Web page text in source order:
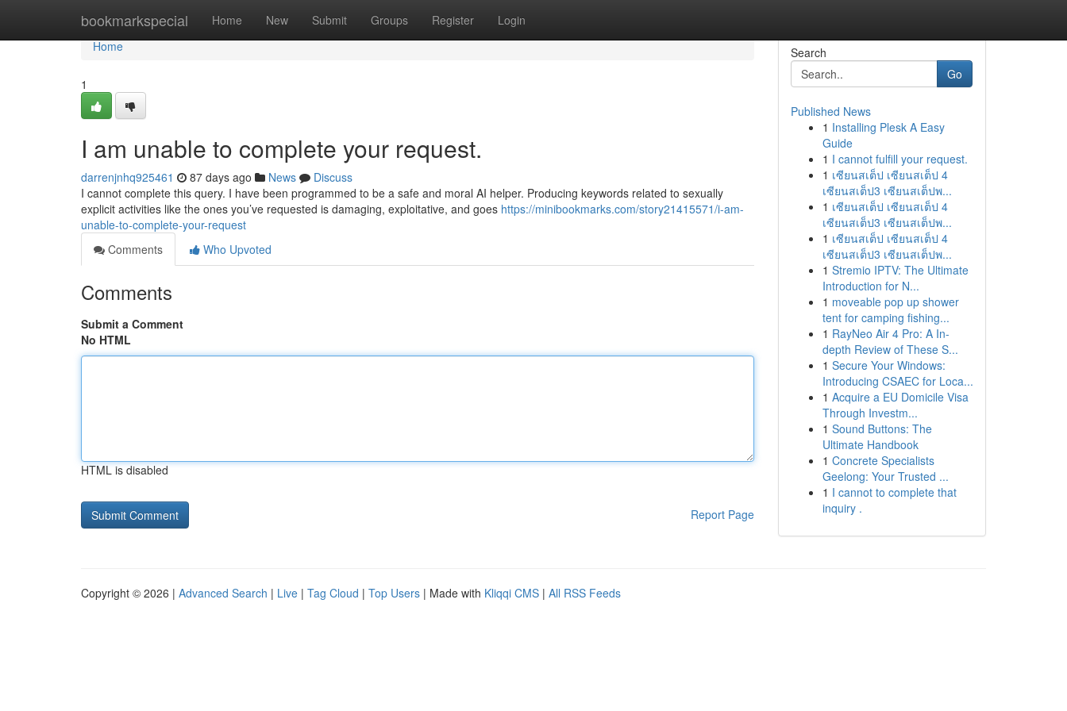
bookmarkspecial Home New Submit Groups Register Login
Home
Home
1
I am unable to complete your request.
darrenjnhq925461 87 days ago News
Discuss
I cannot complete this query. I have been programmed to be a safe and moral AI helper. Producing keywords related to sexually
explicit activities like the ones you’ve requested is damaging, exploitative, and goes https://minibookmarks.com/story21415571/i-am-
unable-to-complete-your-request
Comments
Who Upvoted
Comments
Submit a Comment
No HTML
HTML is disabled
Report Page
Search
Go
Published News
1 Installing Plesk A Easy
Guide
1 I cannot fulfill your request.
1 เซียนสเต็ป เซียนสเต็ป 4
เซียนสเต็ป3 เซียนสเต็ปพ...
1 เซียนสเต็ป เซียนสเต็ป 4
เซียนสเต็ป3 เซียนสเต็ปพ...
1 เซียนสเต็ป เซียนสเต็ป 4
เซียนสเต็ป3 เซียนสเต็ปพ...
1 Stremio IPTV: The Ultimate
Introduction for N...
1 moveable pop up shower
tent for camping fishing...
1 RayNeo Air 4 Pro: A In-
depth Review of These S...
1 Secure Your Windows:
Introducing CSAEC for Loca...
1 Acquire a EU Domicile Visa
Through Investm...
1 Sound Buttons: The
Ultimate Handbook
1 Concrete Specialists
Geelong: Your Trusted ...
1 I cannot to complete that
inquiry .
Copyright © 2026 | Advanced Search | Live | Tag Cloud | Top Users | Made with Kliqqi CMS | All RSS Feeds